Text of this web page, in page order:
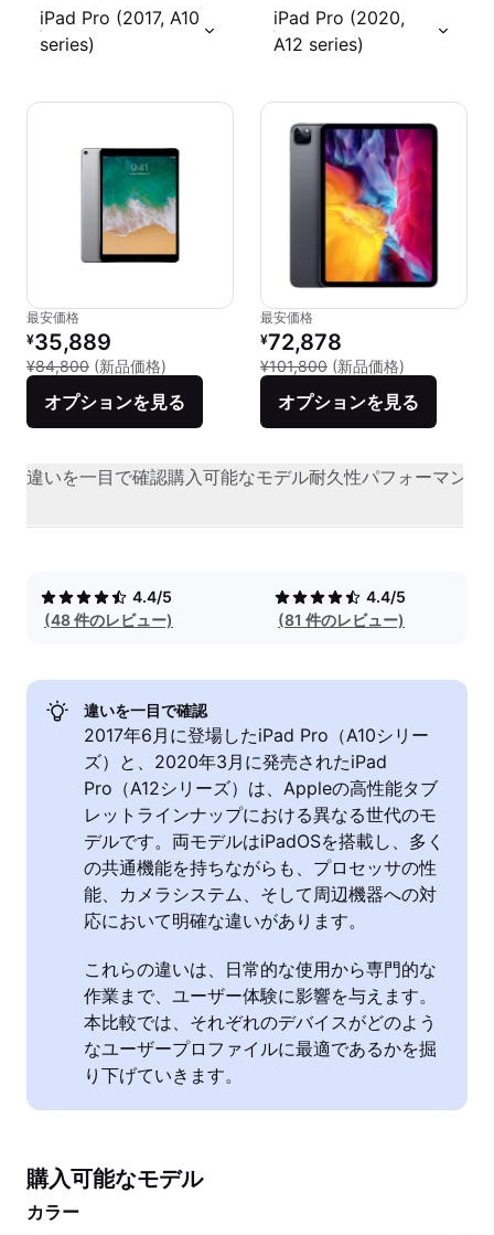
iPad Pro (2017, A10
series)
iPad Pro (2020,
A12 series)
最安価格
リファービッシュ品の価格：
¥35,889
¥84,800 (新品価格) 新品との比較：¥84,800
オプションを見る
最安価格
リファービッシュ品の価格：
¥72,878
¥101,800 (新品価格)
オプションを見る
違いを一目で確認購入可能なモデル耐久性パフォーマンス
4.4/5
(48 件のレビュー)
4.4/5
(81 件のレビュー)
違いを一目で確認
2017年6月に登場したiPad Pro（A10シリー
ズ）と、2020年3月に発売されたiPad
Pro（A12シリーズ）は、Appleの高性能タブ
レットラインナップにおける異なる世代のモ
デルです。両モデルはiPadOSを搭載し、多く
の共通機能を持ちながらも、プロセッサの性
能、カメラシステム、そして周辺機器への対
応において明確な違いがあります。
これらの違いは、日常的な使用から専門的な
作業まで、ユーザー体験に影響を与えます。
本比較では、それぞれのデバイスがどのよう
なユーザープロファイルに最適であるかを掘
り下げていきます。
購入可能なモデル
カラー